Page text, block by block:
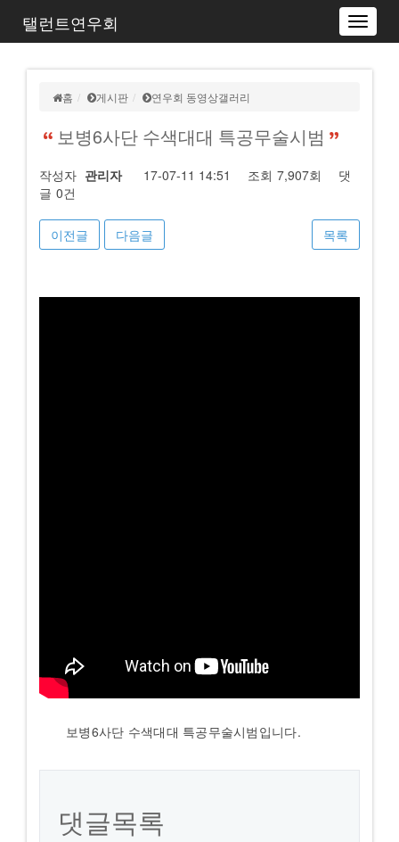
Toggle
탤런트연우회
홈 게시판 연우회 동영상갤러리
보병6사단 수색대대 특공무술시범
작성자 관리자 17-07-11 14:51 조회 7,907회
댓
글 0건
이전글 다음글 목록
보병6사단 수색대대 특공무술시범입니다.
댓글목록